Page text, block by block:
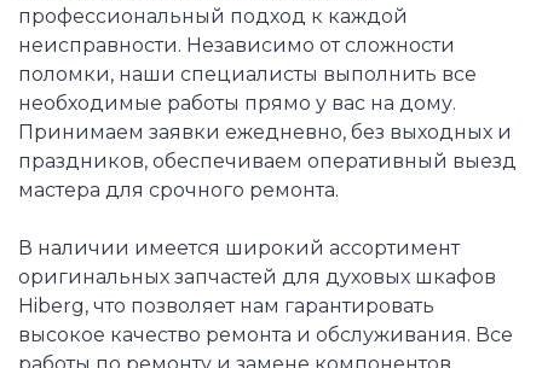
профессиональный подход к каждой
неисправности. Независимо от сложности
поломки, наши специалисты выполнить все
необходимые работы прямо у вас на дому.
Принимаем заявки ежедневно, без выходных и
праздников, обеспечиваем оперативный выезд
мастера для срочного ремонта.
В наличии имеется широкий ассортимент
оригинальных запчастей для духовых шкафов
Hiberg, что позволяет нам гарантировать
высокое качество ремонта и обслуживания. Все